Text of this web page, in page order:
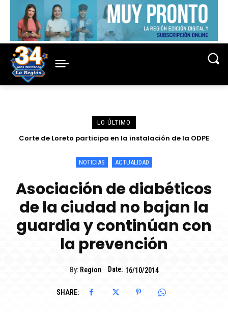
LO ÚLTIMO
Corte de Loreto participa en la instalación de la ODPE
Elecciones 2026
Presidente del directorio de Electro Oriente supervisa en
servicio eléctrico
NOTICIAS ACTUALIDAD
Asociación de diabéticos
de la ciudad no bajan la
guardia y continúan con
la prevención
By: Region Date: 16/10/2014
SHARE: